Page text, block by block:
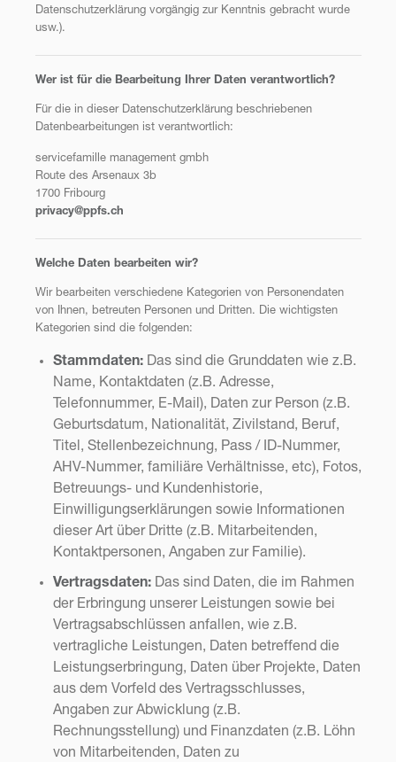
Datenschutzerklärung vorgängig zur Kenntnis gebracht wurde
usw.).
Wer ist für die Bearbeitung Ihrer Daten verantwortlich?
Für die in dieser Datenschutzerklärung beschriebenen
Datenbearbeitungen ist verantwortlich:
servicefamille management gmbh
Route des Arsenaux 3b
1700 Fribourg
privacy@ppfs.ch
Welche Daten bearbeiten wir?
Wir bearbeiten verschiedene Kategorien von Personendaten
von Ihnen, betreuten Personen und Dritten. Die wichtigsten
Kategorien sind die folgenden:
Stammdaten:Das sind die Grunddaten wie z.B.
Name, Kontaktdaten (z.B. Adresse,
Telefonnummer, E-Mail), Daten zur Person (z.B.
Geburtsdatum, Nationalität, Zivilstand, Beruf,
Titel, Stellenbezeichnung, Pass / ID-Nummer,
AHV-Nummer, familiäre Verhältnisse, etc), Fotos,
Betreuungs- und Kundenhistorie,
Einwilligungserklärungen sowie Informationen
dieser Art über Dritte (z.B. Mitarbeitenden,
Kontaktpersonen, Angaben zur Familie).
Vertragsdaten:Das sind Daten, die im Rahmen
der Erbringung unserer Leistungen sowie bei
Vertragsabschlüssen anfallen, wie z.B.
vertragliche Leistungen, Daten betreffend die
Leistungserbringung, Daten über Projekte, Daten
aus dem Vorfeld des Vertragsschlusses,
Angaben zur Abwicklung (z.B.
Rechnungsstellung) und Finanzdaten (z.B. Löhn
von Mitarbeitenden, Daten zu